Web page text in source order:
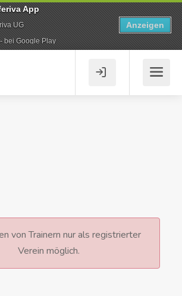
von Trainern nur als registrierter
Verein möglich.
App
UG
bei Google Play
Anzeigen